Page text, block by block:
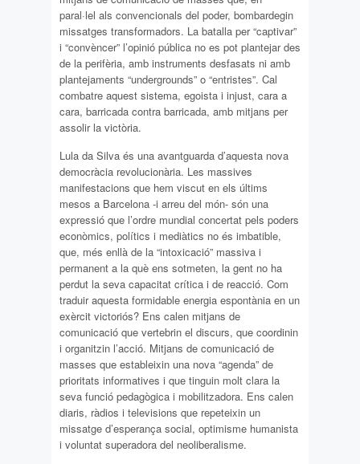
paral·lel als convencionals del poder, bombardegin
missatges transformadors. La batalla per “captivar”
i “convèncer” l’opinió pública no es pot plantejar des
de la perifèria, amb instruments desfasats ni amb
plantejaments “undergrounds” o “entristes”. Cal
combatre aquest sistema, egoista i injust, cara a
cara, barricada contra barricada, amb mitjans per
assolir la victòria.
Lula da Silva és una avantguarda d’aquesta nova
democràcia revolucionària. Les massives
manifestacions que hem viscut en els últims
mesos a Barcelona -i arreu del món- són una
expressió que l’ordre mundial concertat pels poders
econòmics, polítics i mediàtics no és imbatible,
que, més enllà de la “intoxicació” massiva i
permanent a la què ens sotmeten, la gent no ha
perdut la seva capacitat crítica i de reacció. Com
traduir aquesta formidable energia espontània en un
exèrcit victoriós? Ens calen mitjans de
comunicació que vertebrin el discurs, que coordinin
i organitzin l’acció. Mitjans de comunicació de
masses que estableixin una nova “agenda” de
prioritats informatives i que tinguin molt clara la
seva funció pedagògica i mobilitzadora. Ens calen
diaris, ràdios i televisions que repeteixin un
missatge d’esperança social, optimisme humanista
i voluntat superadora del neoliberalisme.